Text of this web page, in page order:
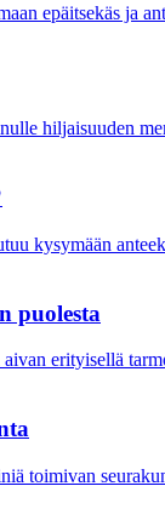
epäitsekäs ja
hiljaisuuden
kysymään
puolesta
erityisellä
toimivan